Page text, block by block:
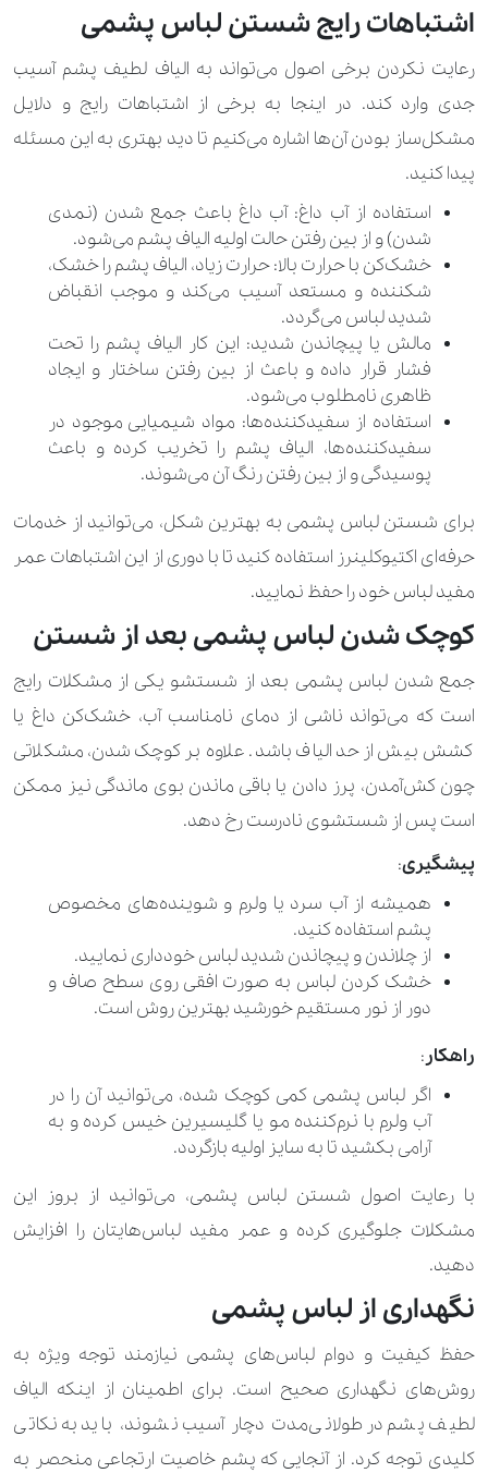
اشتباهات رایج شستن لباس پشمی
رعایت نکردن برخی اصول می‌تواند به الیاف لطیف پشم آسیب
جدی وارد کند. در اینجا به برخی از اشتباهات رایج و دلایل
مشکل‌ساز بودن آن‌ها اشاره می‌کنیم تا دید بهتری به این مسئله
پیدا کنید.
استفاده از آب داغ: آب داغ باعث جمع شدن (نمدی
شدن) و از بین رفتن حالت اولیه الیاف پشم می‌شود.
خشک‌کن با حرارت بالا: حرارت زیاد، الیاف پشم را خشک،
شکننده و مستعد آسیب می‌کند و موجب انقباض
شدید لباس می‌گردد.
مالش یا پیچاندن شدید: این کار الیاف پشم را تحت
فشار قرار داده و باعث از بین رفتن ساختار و ایجاد
ظاهری نامطلوب می‌شود.
استفاده از سفیدکننده‌ها: مواد شیمیایی موجود در
سفیدکننده‌ها، الیاف پشم را تخریب کرده و باعث
پوسیدگی و از بین رفتن رنگ آن می‌شوند.
برای شستن لباس پشمی به بهترین شکل، می‌توانید از خدمات
حرفه‌ای اکتیوکلینرز استفاده کنید تا با دوری از این اشتباهات عمر
مفید لباس خود را حفظ نمایید.
کوچک شدن لباس پشمی بعد از شستن
جمع شدن لباس پشمی بعد از شستشو یکی از مشکلات رایج
است که می‌تواند ناشی از دمای نامناسب آب، خشک‌کن داغ یا
کشش بیش از حد الیاف باشد. علاوه بر کوچک شدن، مشکلاتی
چون کش‌آمدن، پرز دادن یا باقی ماندن بوی ماندگی نیز ممکن
است پس از شستشوی نادرست رخ دهد.
پیشگیری:
همیشه از آب سرد یا ولرم و شوینده‌های مخصوص
پشم استفاده کنید.
از چلاندن و پیچاندن شدید لباس خودداری نمایید.
خشک کردن لباس به صورت افقی روی سطح صاف و
دور از نور مستقیم خورشید بهترین روش است.
راهکار:
اگر لباس پشمی کمی کوچک شده، می‌توانید آن را در
آب ولرم با نرم‌کننده مو یا گلیسیرین خیس کرده و به
آرامی بکشید تا به سایز اولیه بازگردد.
با رعایت اصول شستن لباس پشمی، می‌توانید از بروز این
مشکلات جلوگیری کرده و عمر مفید لباس‌هایتان را افزایش
دهید.
نگهداری از لباس پشمی
حفظ کیفیت و دوام لباس‌های پشمی نیازمند توجه ویژه به
روش‌های نگهداری صحیح است. برای اطمینان از اینکه الیاف
لطیف پشم در طولانی‌مدت دچار آسیب نشوند، باید به نکاتی
کلیدی توجه کرد. از آنجایی که پشم خاصیت ارتجاعی منحصر به